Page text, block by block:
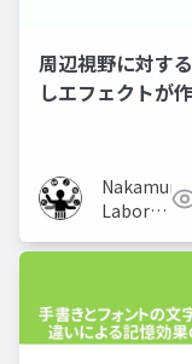
周辺視野に対す
しエフェクトが
Nakamura
Laboratory
University)